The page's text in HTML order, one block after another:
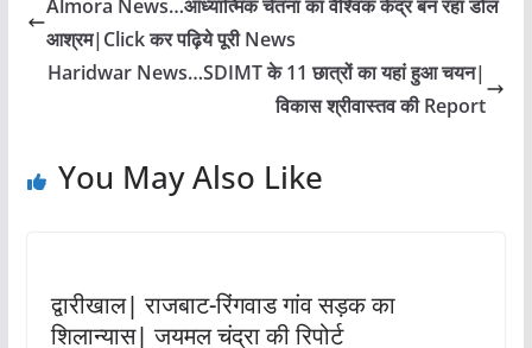
Almora News…आध्यात्मिक चेतना का वैश्विक केंद्र बन रहा डोल
आश्रम|Click कर पढ़िये पूरी News
Haridwar News…SDIMT के 11 छात्रों का यहां हुआ चयन|
विकास श्रीवास्तव की Report
You May Also Like
द्वारीखाल| राजबाट-रिंगवाड गांव सड़क का
शिलान्यास| जयमल चंद्रा की रिपोर्ट